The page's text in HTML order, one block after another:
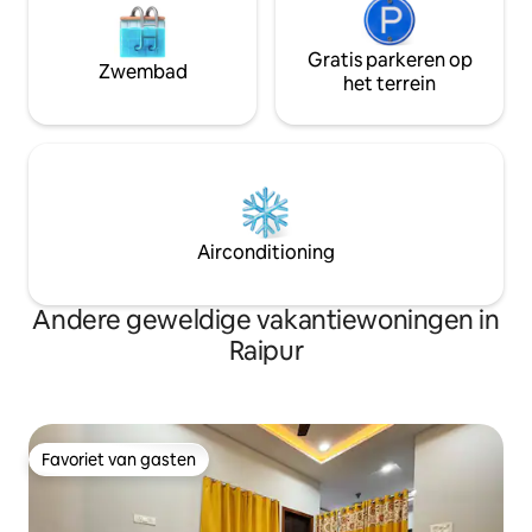
Zwembad
Gratis parkeren op
het terrein
Airconditioning
Andere geweldige vakantiewoningen in
Raipur
Favoriet van gasten
Favoriet van gasten